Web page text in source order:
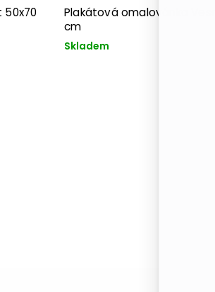
50x70
Plakátová omalovánka
cm
Skladem